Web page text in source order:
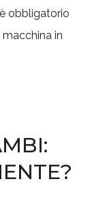
obbligatorio
in